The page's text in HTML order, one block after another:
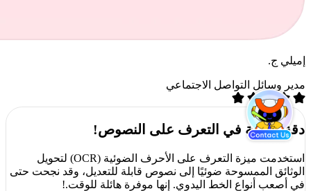
إميلي ج.
مدير وسائل التواصل الاجتماعي
دقة مذهلة في التعرف على النصوص!
استخدمت ميزة التعرف على الأحرف الضوئية (OCR) لتحويل
الوثائق الممسوحة ضوئيًا إلى نصوص قابلة للتعديل، وقد نجحت حتى
في أصعب أنواع الخط اليدوي. إنها موفرة هائلة للوقت.!